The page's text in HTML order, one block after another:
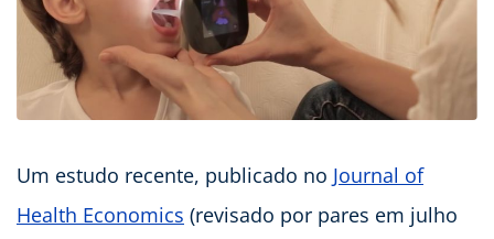
Um estudo recente, publicado no Journal of
Health Economics (revisado por pares em julho